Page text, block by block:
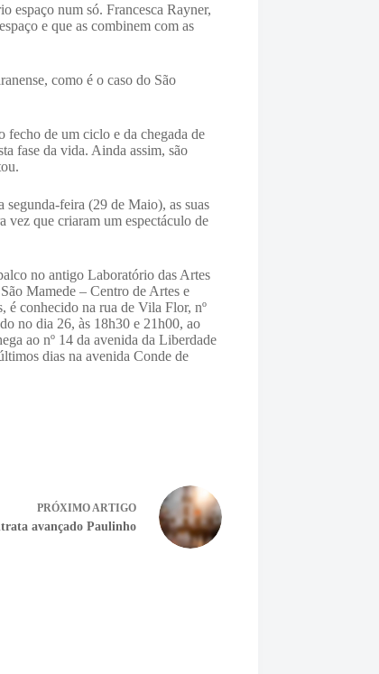
espaço num só. Francesca Rayner,
e que as combinem com as
como é o caso do São
fecho de um ciclo e da chegada de
fase da vida. Ainda assim, são
segunda-feira (29 de Maio), as suas
vez que criaram um espectáculo de
no antigo Laboratório das Artes
Mamede – Centro de Artes e
é conhecido na rua de Vila Flor, nº
no dia 26, às 18h30 e 21h00, ao
ao nº 14 da avenida da Liberdade
dias na avenida Conde de
PRÓXIMOARTIGO
avançado Paulinho